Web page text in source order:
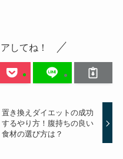
してね！
置き換えダイエットの成功
するやり方！腹持ちの良い
食材の選び方は？